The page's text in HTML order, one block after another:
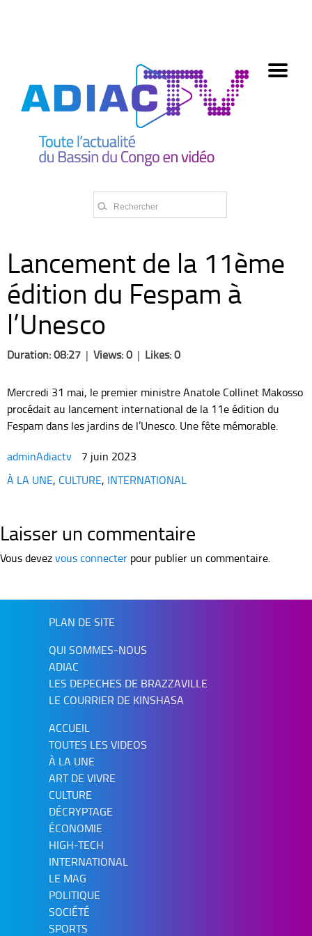
Lancement de la 11ème
édition du Fespam à
l’Unesco
Duration: 08:27 | Views: 0 | Likes: 0
Mercredi 31 mai, le premier ministre Anatole Collinet Makosso
procédait au lancement international de la 11e édition du
Fespam dans les jardins de l’Unesco. Une fête mémorable.
adminAdiactv
7 juin 2023
Categories
À LA UNE, CULTURE, INTERNATIONAL
Laisser un commentaire
Vous devezvous connecter pour publier un commentaire.
PLAN DE SITE
QUI SOMMES-NOUS
ADIAC
LES DEPECHES DE BRAZZAVILLE
LE COURRIER DE KINSHASA
ACCUEIL
TOUTES LES VIDEOS
À LA UNE
ART DE VIVRE
CULTURE
DÉCRYPTAGE
ÉCONOMIE
HIGH-TECH
INTERNATIONAL
LE MAG
POLITIQUE
SOCIÉTÉ
SPORTS